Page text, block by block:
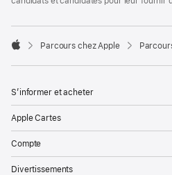

Parcours chez Apple
S’informer et acheter
Apple Cartes
Compte
Divertissements